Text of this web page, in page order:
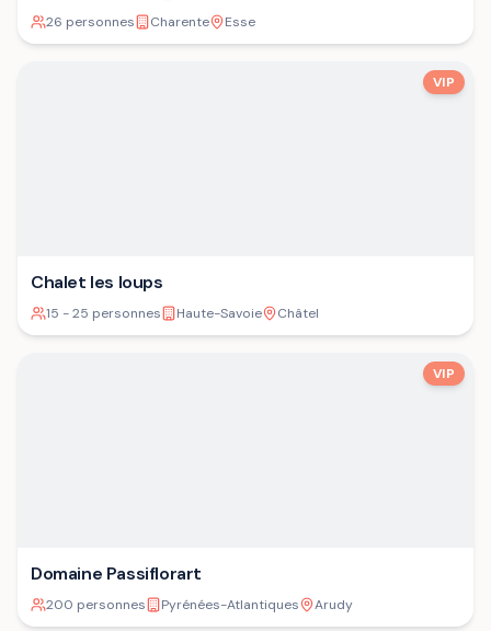
26 personnes Charente Esse
VIP
Chalet les loups
15 - 25 personnes Haute-Savoie Châtel
VIP
Domaine Passiflorart
200 personnes Pyrénées-Atlantiques Arudy